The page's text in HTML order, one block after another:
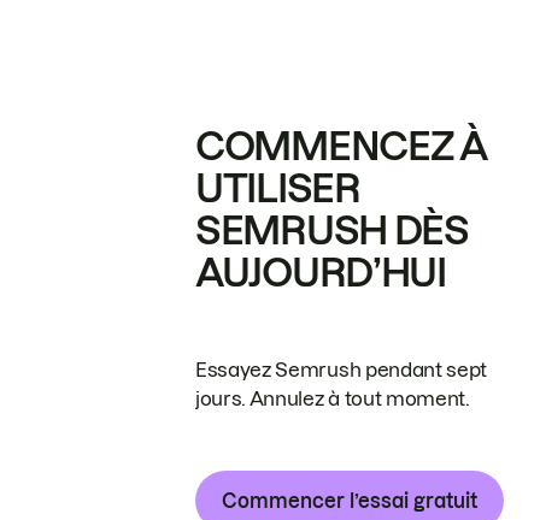
COMMENCEZ À
UTILISER
SEMRUSH DÈS
AUJOURD’HUI
Essayez Semrush pendant sept
jours. Annulez à tout moment.
Commencer l’essai gratuit